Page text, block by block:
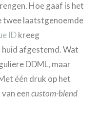
Hoe gaaf is het
twee laatstgenoemde
IDkreeg
afgestemd. Wat
DDML, maar
één druk op het
eencustom-blend